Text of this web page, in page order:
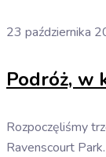
23 października
Podróż, w
Rozpoczęliśmy
Ravenscourt